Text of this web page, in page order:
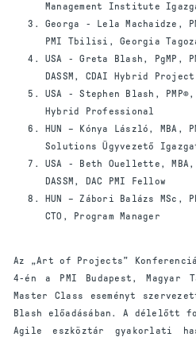
Management Institute
Georga - Lela Machaidze,
PMI Tbilisi, Georgia
USA - Greta Blash, PgMP,
DASSM, CDAI Hybrid Project
USA - Stephen Blash,
Hybrid Professional
HUN – Kónya László, MBA,
Solutions Ügyvezető
USA - Beth Ouellette, MBA,
DASSM, DAC PMI Fellow
HUN – Zábori Balázs MSc,
CTO, Program Manager
Az „Art of Projects”
4-én a PMI Budapest, Magyar
Master Class eseményt
Blash előadásában. A délelőtt
Agile eszköztár gyakorlati